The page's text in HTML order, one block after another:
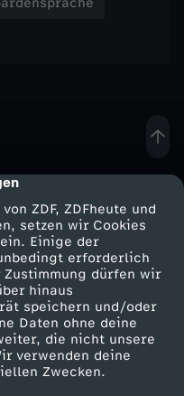
ZDF, ZDFheute und
setzen wir Cookies
Einige der
erforderlich
dürfen wir
hinaus
speichern und/oder
Daten ohne deine
die nicht unsere
verwenden deine
Zwecken.
zum ZDF